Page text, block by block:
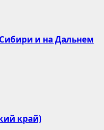
и на Дальнем
край)